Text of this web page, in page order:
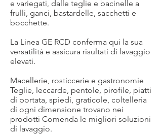
e variegati, dalle teglie e bacinelle a
frulli, ganci, bastardelle, sacchetti e
bocchette.
La Linea GE RCD conferma qui la sua
versatilità e assicura risultati di lavaggio
elevati.
Macellerie, rosticcerie e gastronomie
Teglie, leccarde, pentole, pirofile, piatti
di portata, spiedi, graticole, coltelleria
di ogni dimensione trovano nei
prodotti Comenda le migliori soluzioni
di lavaggio.